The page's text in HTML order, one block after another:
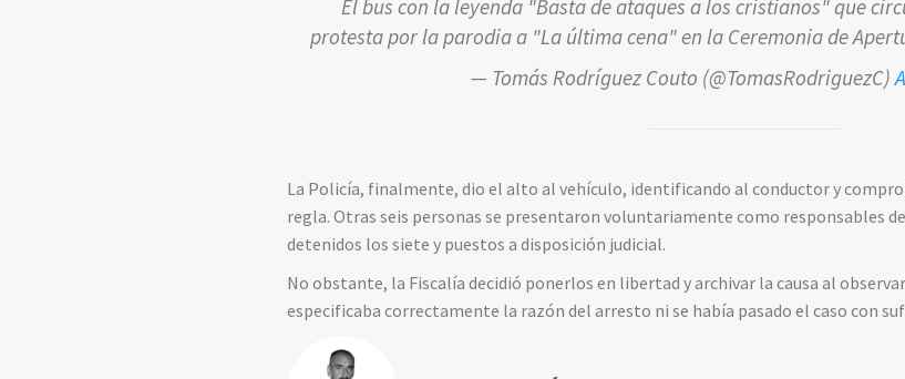
El bus con la leyenda "Basta de ataques a los cristianos" que
protesta por la parodia a "La última cena" en la Ceremonia de
— Tomás Rodríguez Couto (@TomasRodriguezC)
La Policía, finalmente, dio el alto al vehículo, identificando al conductor y
regla. Otras seis personas se presentaron voluntariamente como responsables
detenidos los siete y puestos a disposición judicial.
No obstante, la Fiscalía decidió ponerlos en libertad y archivar la causa al
especificaba correctamente la razón del arresto ni se había pasado el caso con